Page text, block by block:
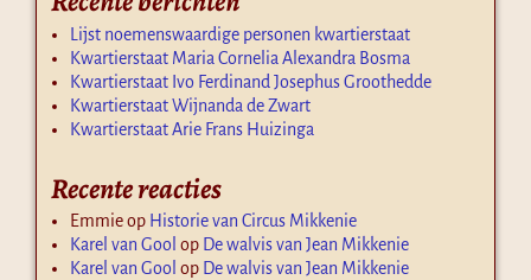
Lijst noemenswaardige personen kwartierstaat
Kwartierstaat Maria Cornelia Alexandra Bosma
Kwartierstaat Ivo Ferdinand Josephus Groothedde
Kwartierstaat Wijnanda de Zwart
Kwartierstaat Arie Frans Huizinga
Recente reacties
Emmieop Historie van Circus Mikkenie
Karel van Gool op De walvis van Jean Mikkenie
Karel van Gool op De walvis van Jean Mikkenie